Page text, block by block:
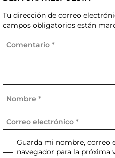
Tu dirección de correo
campos obligatorios están
Guarda mi nombre, correo
navegador para la próxima